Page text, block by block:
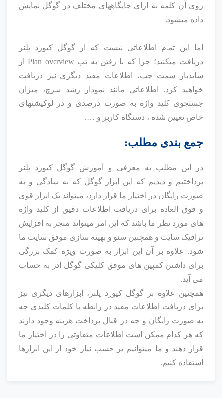
روی آن کلمه به ازای جایگاههای مختلف در گوگل نمایش
داده میشود.
اما این تمام اطلاعاتی نیست که از گوگل کیورد پلنر
دریافت میکنید؛ چرا که با رفتن به تب Plan overview از
سایدبار سمت چپ، اطلاعات مفید دیگری نیز دریافت
خواهید کرد. اطلاعاتی مانند نمودار رشد سرچ، میزان
جستجوی کلید واژه به صورت درصدی و در لوکیشنهای
خاص تعیین شده ، دستگاه کاربر و ….
جمع بندی مطلب:
در این مطلب به معرفی و آموزش گوگل کیورد پلنر
پرداختیم و دیدیم که این ابزار گوگل که به سادگی و به
صورت رایگان در اختیار ما قرار دارد، میتواند یک ابزار قوی
و فوق العاده برای دریافت اطلاعات دقیق از کلید واژه
های مورد نظر ما باشد که این امر میتواند منجر به افزایش
ترافیک سایت و همچنین سئو و بهینه سازی موفق سایت ما
شود. علاوه بر آن این ابزار به صورت ویژه کمک بزرگی
برای داشتن کمپین های موفق کلیکی گوگل ادز به حساب
می آید.
همچنین علاوه بر گوگل کیورد پلنر، ابزارهای دیگری نیز
برای دریافت اطلاعات مفید در رابطه با کلمات کلیدی چه
به صورت رایگان و چه در قبال پرداخت هزینه وجود دارند
که هر کدام ممکن است اطلاعات متفاوتی را در اختیار ما
قرار دهند و ما میتوانیم بر حسب نیاز خود از این ابزارها
استفاده کنیم.